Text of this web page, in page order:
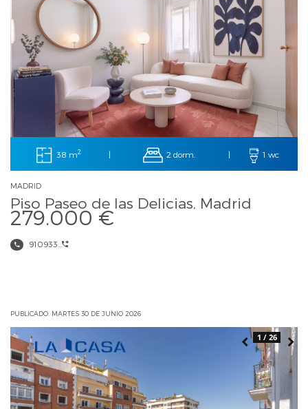
38 m2 | 2 dorm. | 1 wc
MADRID
Piso Paseo de las Delicias, Madrid
279.000 €
910933...
PUBLICADO: MARTES 30 DE JUNIO 2026
1 / 26